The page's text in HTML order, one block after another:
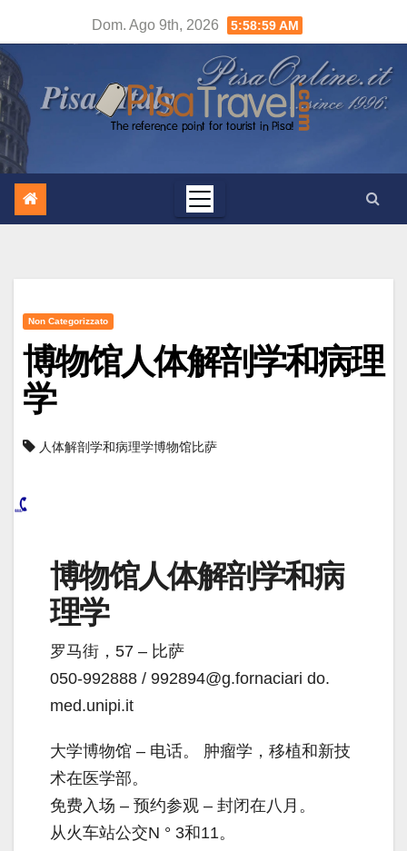
contenuto
Dom. Ago 9th, 2026 5:59:00 AM
Non Categorizzato
博物馆人体解剖学和病理
学
人体解剖学和病理学博物馆比萨
博物馆人体解剖学和病
理学
罗马街，57 – 比萨
050-992888 / 992894@g.fornaciari do.​​
med.unipi.it
大学博物馆 – 电话。 肿瘤学，移植和新技
术在医学部。
免费入场 – 预约参观 – 封闭在八月。
从火车站公交N ° 3和11。